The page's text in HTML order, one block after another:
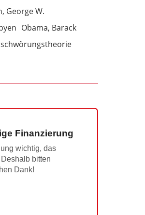
George W.
Obama, Barack
Finanzierung
wichtig, das
bitten
Dank!